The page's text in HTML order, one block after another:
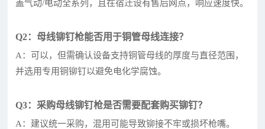
盖气动/电动全系列，且在宿迁设有售后网点，响应速度快。
Q2：母线铆钉枪能否用于铜管母线连接？
A：可以，但需确认设备支持铜管母线的厚度与直径范围，
并选用专用铜铆钉以避免电化学腐蚀。
Q3：采购母线铆钉枪是否需要配套购买铆钉？
A：建议统一采购，混用可能导致铆接不牢或损坏枪嘴。